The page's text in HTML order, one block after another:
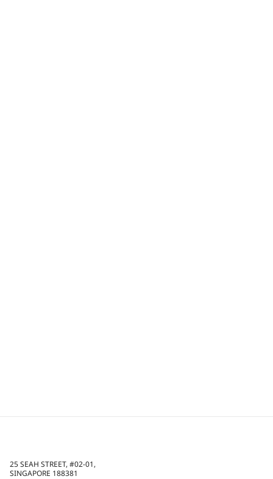
25 SEAH STREET, #02-01,
SINGAPORE 188381